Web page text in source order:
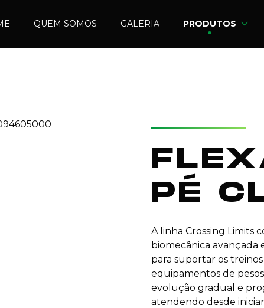
QUEM SOMOS GALERIA PRODUTOS
PÉ
A linha Crossing Limits
biomecânica avançada
para suportar os treinos
equipamentos de
evolução gradual e
atendendo desde